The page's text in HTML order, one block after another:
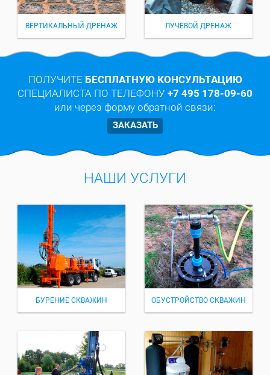
ВЕРТИКАЛЬНЫЙ ДРЕНАЖ ЛУЧЕВОЙ ДРЕНАЖ
ПОЛУЧИТЕ БЕСПЛАТНУЮ КОНСУЛЬТАЦИЮ
СПЕЦИАЛИСТА ПО ТЕЛЕФОНУ +7 495 178-09-60
или через форму обратной связи:
ЗАКАЗАТЬ
НАШИ УСЛУГИ
БУРЕНИЕ СКВАЖИН ОБУСТРОЙСТВО СКВАЖИН